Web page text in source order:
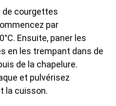
de courgettes
par
Ensuite, paner les
en les trempant dans de
de la chapelure.
et pulvérisez
la cuisson.